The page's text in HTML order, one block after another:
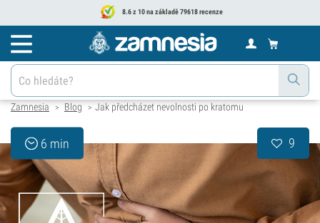
8.6 z 10 na základě 79618 recenze
Zamnesia > Blog > Jak předcházet nevolnosti po kratomu
6 min 9